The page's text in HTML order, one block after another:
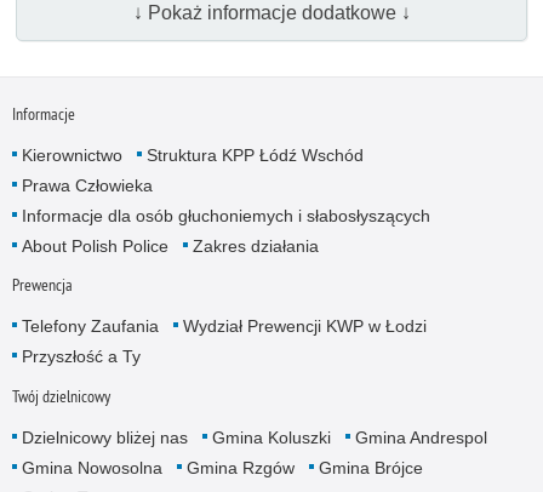
↓ Pokaż informacje dodatkowe ↓
Informacje
Kierownictwo
Struktura KPP Łódź Wschód
Prawa Człowieka
Informacje dla osób głuchoniemych i słabosłyszących
About Polish Police
Zakres działania
Prewencja
Telefony Zaufania
Wydział Prewencji KWP w Łodzi
Przyszłość a Ty
Twój dzielnicowy
Dzielnicowy bliżej nas Gmina Koluszki
Gmina Andrespol
Gmina Nowosolna
Gmina Rzgów
Gmina Brójce